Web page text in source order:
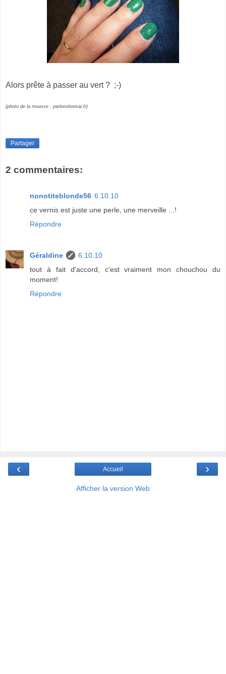
Alors prête à passer au vert ? ;-)
(photo de la mousse : parlonsbonsai.fr)
Partager
2 commentaires:
nonotiteblonde56 6.10.10
ce vernis est juste une perle, une merveille ...!
Répondre
Géraldine
6.10.10
tout à fait d'accord, c'est vraiment mon chouchou du
moment!
Répondre
‹ ›
Accueil
Afficher la version Web